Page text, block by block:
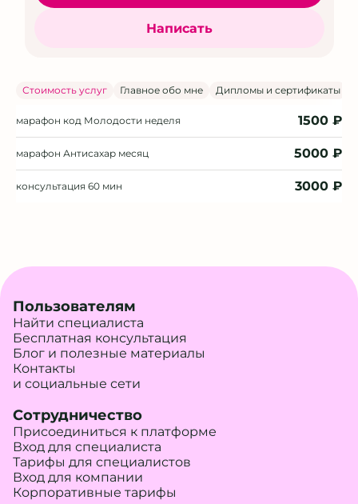
Написать
Стоимость услуг Главное обо мне Дипломы и сертификаты
марафон код Молодости неделя 1500 ₽
марафон Антисахар месяц 5000 ₽
консультация 60 мин 3000 ₽
Пользователям
Найти специалиста
Бесплатная консультация
Блог и полезные материалы
Контакты
и социальные сети
Сотрудничество
Присоединиться к платформе
Вход для специалиста
Тарифы для специалистов
Вход для компании
Корпоративные тарифы